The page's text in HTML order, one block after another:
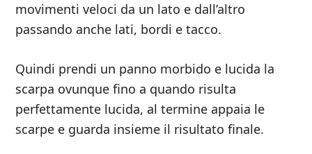
movimenti veloci da un lato e dall’altro
passando anche lati, bordi e tacco.
Quindi prendi un panno morbido e lucida la
scarpa ovunque fino a quando risulta
perfettamente lucida, al termine appaia le
scarpe e guarda insieme il risultato finale.